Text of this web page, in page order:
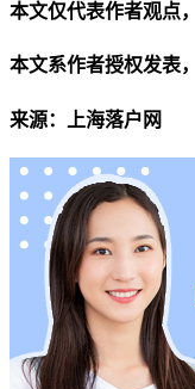
本文仅代表作者观点
本文系作者授权发表
来源：上海落户网